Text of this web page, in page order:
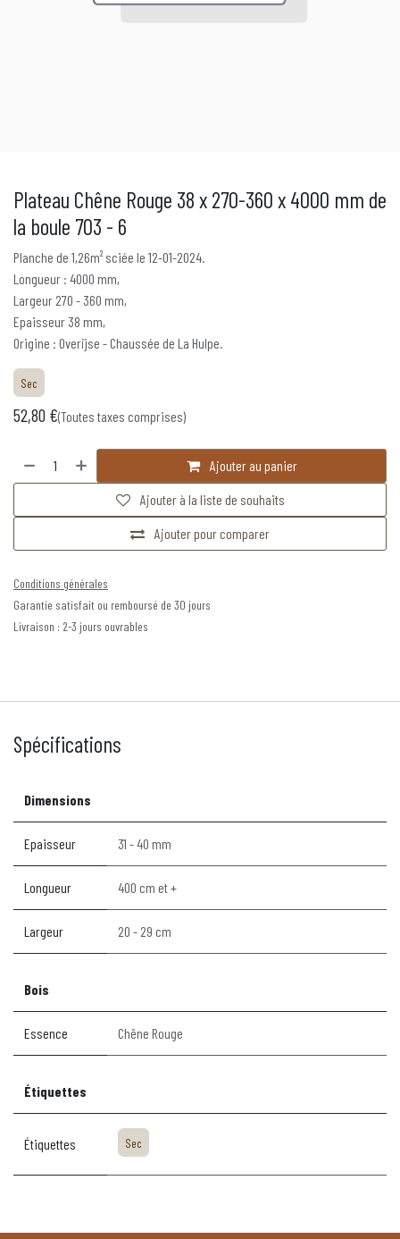
Plateau Chêne Rouge 38 x 270-360 x 4000 mm de
la boule 703 - 6
Planche de 1,26m² sciée le 12-01-2024.
Longueur : 4000 mm,
Largeur 270 - 360 mm,
Epaisseur 38 mm,
Origine : Overijse - Chaussée de La Hulpe.
Sec
52,80 €(Toutes taxes comprises)
Ajouter au panier
Ajouter pour comparer
Ajouter à la liste de souhaits
Conditions générales
Garantie satisfait ou remboursé de 30 jours
Livraison : 2-3 jours ouvrables
Spécifications
Dimensions
Epaisseur 31 - 40 mm
Longueur 400 cm et +
Largeur 20 - 29 cm
Bois
Essence Chêne Rouge
Étiquettes
Étiquettes Sec